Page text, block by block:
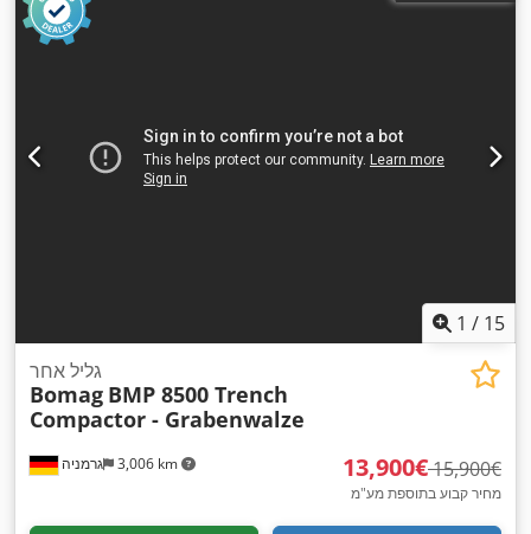
1 / 15
גרמניה 3,006 km
גליל אחר
Bomag BMP 8500 Trench
Compactor - Grabenwalze
‏13,900 ‏€ ‏15,900 ‏€
מחיר קבוע בתוספת מע"מ